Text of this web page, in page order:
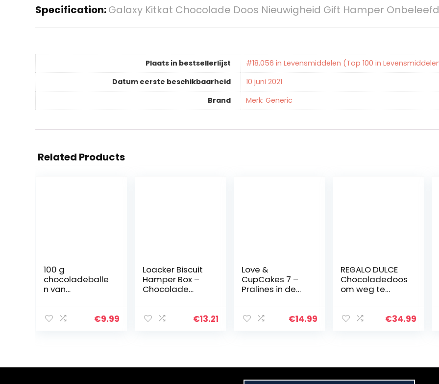
Specification:Galaxy Kitkat Chocolade Doos Nieuwigheid Gift Hamper
Plaats in bestsellerlijst
#18,056 in Levensmiddelen (Top 100 in
Datum eerste beschikbaarheid
10 juni 2021
Brand
Merk: Generic
Related Products
100 g
chocoladeballe
n van
trade cacao,€9.99
Loacker Biscuit
Hamper Box –
Chocolade
Occasion Snoep
€13.21
Love &
CupCakes 7 –
Pralines in de
pralines |
€14.99
REGALO DULCE
Chocoladedoos
om weg te
chocolates,€34.99